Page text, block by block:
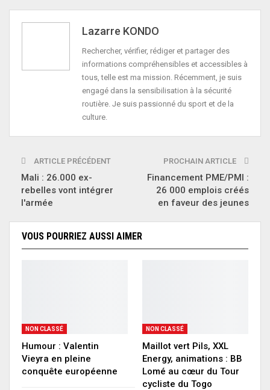
Lazarre KONDO
Rechercher, vérifier, rédiger et partager des
informations compréhensibles et accessibles à
tous, telle est ma mission. Récemment, je suis
engagé dans la sensibilisation à la sécurité
routière. Je suis passionné du sport et de la
culture.
ARTICLE PRÉCÉDENT
Mali : 26.000 ex-
rebelles vont intégrer
l'armée
PROCHAIN ARTICLE
Financement PME/PMI :
26 000 emplois créés
en faveur des jeunes
VOUS POURRIEZ AUSSI AIMER
NON CLASSÉ
Humour : Valentin
Vieyra en pleine
conquête européenne
NON CLASSÉ
Maillot vert Pils, XXL
Energy, animations : BB
Lomé au cœur du Tour
cycliste du Togo